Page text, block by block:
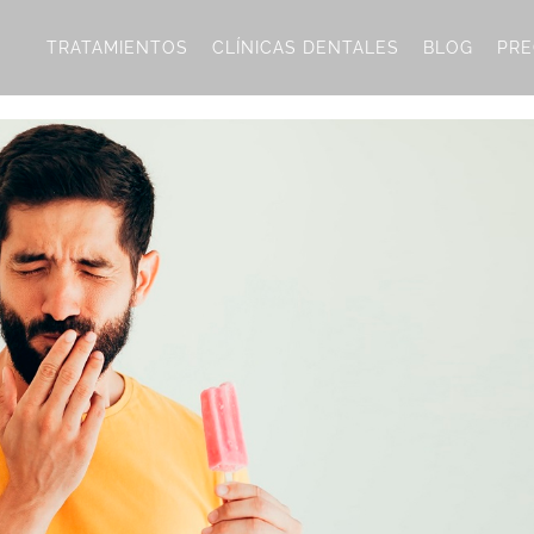
TRATAMIENTOS CLÍNICAS DENTALES BLOG